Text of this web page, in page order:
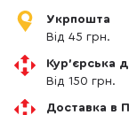
Укрпошта
Від 45 грн.
Кур'єрська
Від 150 грн.
Доставка в